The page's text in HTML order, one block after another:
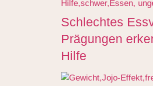
Schlechtes
Prägungen
Hilfe